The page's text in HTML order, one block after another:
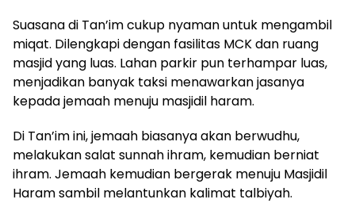
Suasana di Tan’im cukup nyaman untuk mengambil
miqat. Dilengkapi dengan fasilitas MCK dan ruang
masjid yang luas. Lahan parkir pun terhampar luas,
menjadikan banyak taksi menawarkan jasanya
kepada jemaah menuju masjidil haram.
Di Tan’im ini, jemaah biasanya akan berwudhu,
melakukan salat sunnah ihram, kemudian berniat
ihram. Jemaah kemudian bergerak menuju Masjidil
Haram sambil melantunkan kalimat talbiyah.